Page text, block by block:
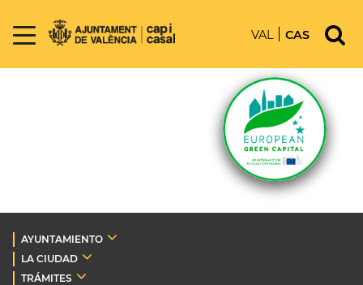
VAL CAS
AYUNTAMIENTO
LA CIUDAD
TRÁMITES